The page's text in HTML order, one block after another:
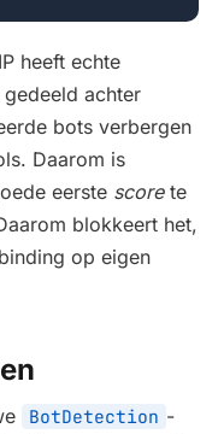
heeft echte
achter
bots verbergen
Daarom is
eerste scorete
blokkeert het,
op eigen
BotDetection -